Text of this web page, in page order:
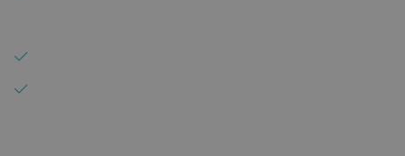
Expertise
Blog